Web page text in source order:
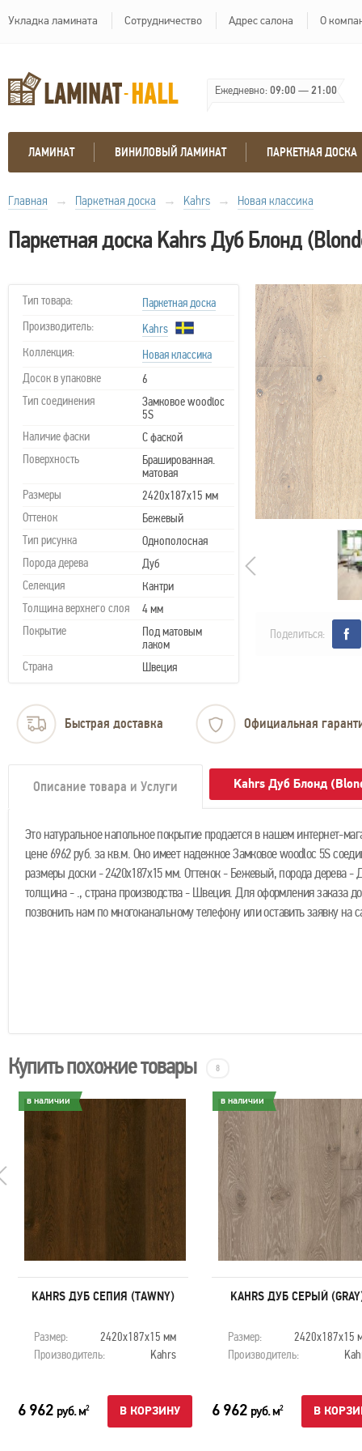
Укладка ламината Сотрудничество Адрес салона О
Ежедневно:09:00—21:00
ЛАМИНАТ ВИНИЛОВЫЙ ЛАМИНАТ ПАРКЕТНАЯ ДОСКА
Главная → Паркетная доска → Kahrs → Новая классика
Паркетная доска Kahrs Дуб Блонд
Тип товара:
Паркетная доска
Производитель:
Kahrs
Коллекция:
Новая классика
Досок в упаковке
6
Тип соединения
Замковое woodloc
5S
Наличие фаски
С фаской
Поверхность
Брашированная.
матовая
Размеры
2420х187х15 мм
Оттенок
Бежевый
Тип рисунка
Однополосная
Порода дерева
Дуб
Селекция
Кантри
Толщина верхнего слоя
4 мм
Покрытие
Под матовым
лаком
Страна
Швеция
Поделиться:
Быстрая доставка Официальная
Описание товара и Услуги Kahrs Дуб Блонд
Это натуральное напольное покрытие продается в нашем интернет-
цене 6962 руб. за кв.м. Оно имеет надежное Замковое woodloc 5S
размеры доски - 2420х187х15 мм. Оттенок - Бежевый, порода дерева -
толщина - ., страна производства - Швеция. Для оформления заказа
позвонить нам по многоканальному телефону или оставить заявку на
Купить похожие товары 8
в наличии
KAHRS ДУБ СЕПИЯ (TAWNY)
Размер:
2420х187х15 мм
Производитель:
Kahrs
6 962 руб. м2 В КОРЗИНУ
в наличии
KAHRS ДУБ СЕРЫЙ
Размер:
2420х187х15
Производитель:
6 962 руб. м2 В